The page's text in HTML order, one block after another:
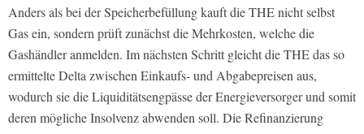
Anders als bei der Speicherbefüllung kauft die THE nicht selbst
Gas ein, sondern prüft zunächst die Mehrkosten, welche die
Gashändler anmelden. Im nächsten Schritt gleicht die THE das so
ermittelte Delta zwischen Einkaufs- und Abgabepreisen aus,
wodurch sie die Liquiditätsengpässe der Energieversorger und somit
deren mögliche Insolvenz abwenden soll. Die Refinanzierung